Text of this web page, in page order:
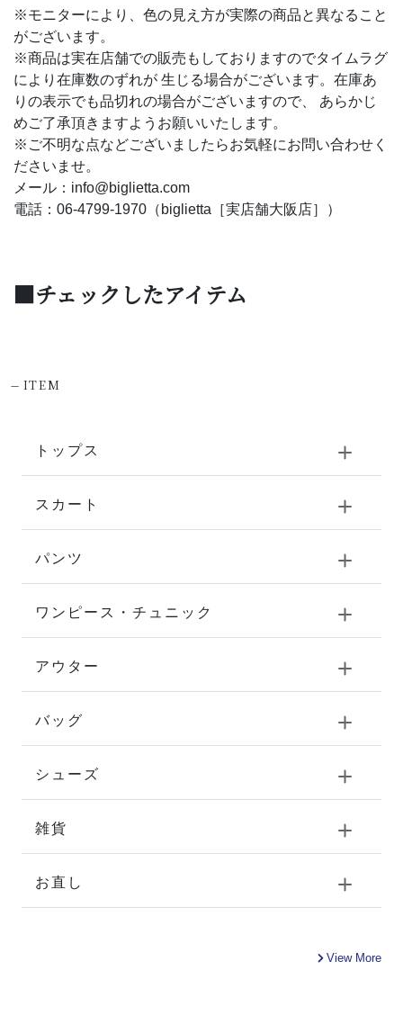
※モニターにより、色の見え方が実際の商品と異なること
がございます。
※商品は実在店舗での販売もしておりますのでタイムラグ
により在庫数のずれが 生じる場合がございます。在庫あ
りの表示でも品切れの場合がございますので、 あらかじ
めご了承頂きますようお願いいたします。
※ご不明な点などございましたらお気軽にお問い合わせく
ださいませ。
メール：info@biglietta.com
電話：06-4799-1970（biglietta［実店舗大阪店］）
■チェックしたアイテム
-ITEM
トップス
スカート
パンツ
ワンピース・チュニック
アウター
バッグ
シューズ
雑貨
お直し
View More